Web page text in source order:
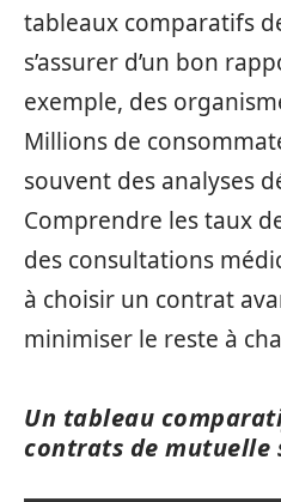
tableaux comparatifs
s’assurer d’un bon
exemple, des
Millions de
souvent des analyses
Comprendre les taux
des consultations
à choisir un contrat
minimiser le reste à
Un tableau
contrats de mutuelle